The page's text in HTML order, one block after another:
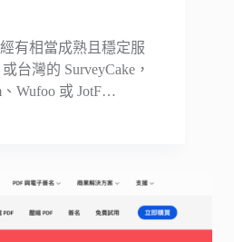
有相當成熟且穩定服
台灣的 SurveyCake，
Wufoo 或 JotF…